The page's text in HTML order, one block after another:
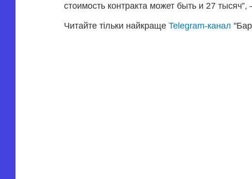
стоимость контракта может быть и 27
Читайте тільки найкраще Telegram-канал